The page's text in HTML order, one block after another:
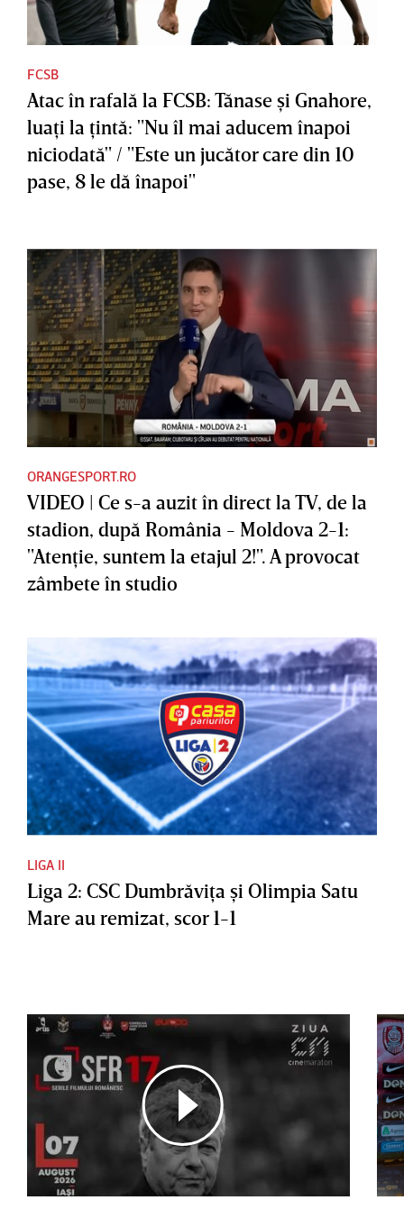
FCSB
Atac în rafală la FCSB: Tănase şi Gnahore,
luaţi la ţintă: "Nu îl mai aducem înapoi
niciodată" / "Este un jucător care din 10
pase, 8 le dă înapoi"
ORANGESPORT.RO
VIDEO | Ce s-a auzit în direct la TV, de la
stadion, după România - Moldova 2-1:
"Atenţie, suntem la etajul 2!". A provocat
zâmbete în studio
LIGA II
Liga 2: CSC Dumbrăviţa şi Olimpia Satu
Mare au remizat, scor 1-1